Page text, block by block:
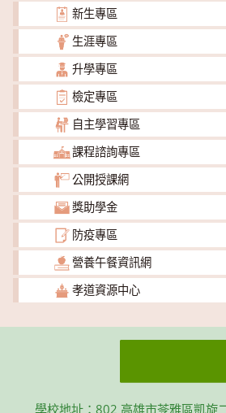
新生專區
生涯專區
升學專區
檢定專區
自主學習專區
課程諮詢專區
公開授課網
獎助學金
防疫專區
營養午餐資訊網
孝道資源中心
學校地址：802 高雄市苓雅區凱旋